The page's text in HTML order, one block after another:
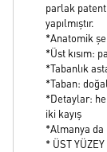
parlak
yapılmıştır.
*Anatomik
*Üst kısım:
*Tabanlık
*Taban:
*Detaylar:
iki kayış
*Almanya
* ÜST